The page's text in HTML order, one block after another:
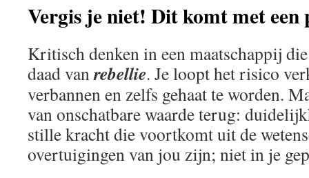
Vergis je niet! Dit komt met
Kritisch denken in een maatschappij
daad vanrebellie. Je loopt het risico
verbannen en zelfs gehaat te worden.
van onschatbare waarde terug:
stille kracht die voortkomt uit de
overtuigingen van jou zijn; niet in je